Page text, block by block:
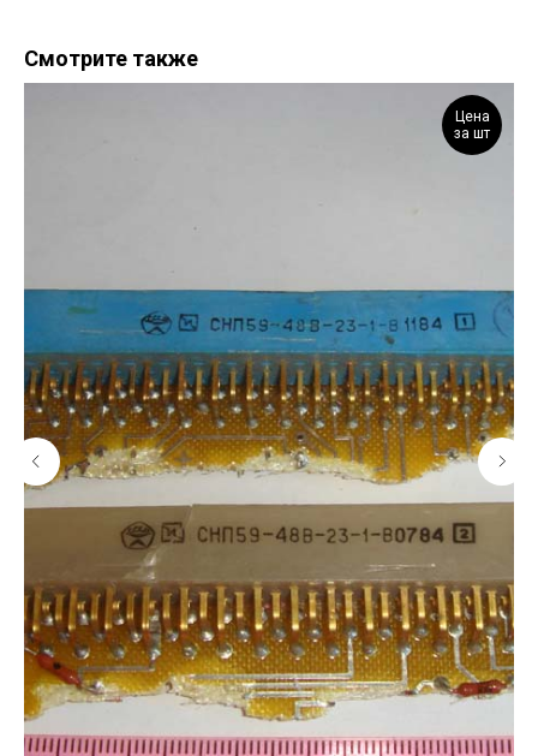
Смотрите также
Цена
за шт